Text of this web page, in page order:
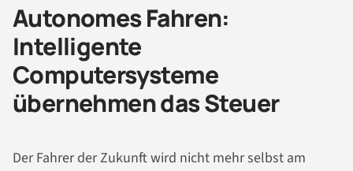
Autonomes Fahren:
Intelligente
Computersysteme
übernehmen das Steuer
Der Fahrer der Zukunft wird nicht mehr selbst am